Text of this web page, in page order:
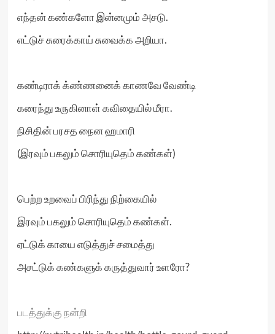
எந்தன் கண்களோ இன்னமும் அசடு.
எட்டுச் சுரைக்காய் சுவைக்க அறியா.
கண்டிராக் க்ண்ணனைக் காணவே வேண்டி
கரைந்து உருகினாள் கவிதையில் மீரா.
நிசிதின் பரசத நைன ஹமாரி
(இரவும் பகலும் சொரியுதெம் கண்கள்)
பெற்ற உறவைப் பிரிந்து நிற்கையில்
இரவும் பகலும் சொரியுதெம் கண்கள்.
ஏட்டுக் காயை எடுத்துச் சமைத்து
அசட்டுக் கண்களுக் கருத்துவார் உளரோ?
படத்துக்கு நன்றி